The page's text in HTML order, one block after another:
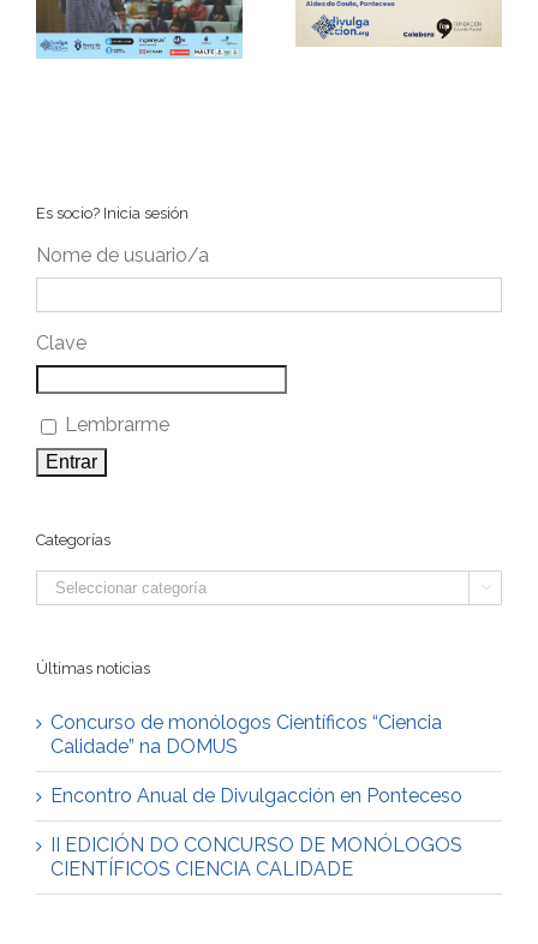
Es socio? Inicia sesión
Nome de usuario/a
Clave
Lembrarme
Categorías
Categorías 
Últimas noticias
Concurso de monólogos Científicos “Ciencia
Calidade” na DOMUS
Encontro Anual de Divulgacción en Ponteceso
II EDICIÓN DO CONCURSO DE MONÓLOGOS
CIENTÍFICOS CIENCIA CALIDADE